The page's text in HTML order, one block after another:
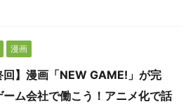
漫画
回】漫画「NEW GAME!」が完
ーム会社で働こう！アニメ化で話